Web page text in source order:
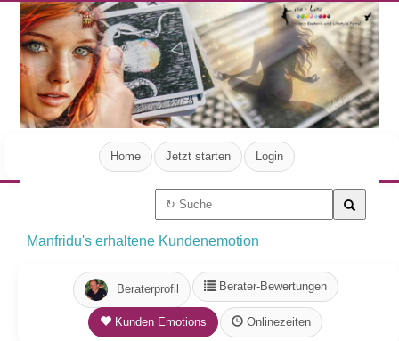
Home Jetzt starten Login
Manfridu's erhaltene Kundenemotion
Beraterprofil Berater-Bewertungen
Kunden Emotions Onlinezeiten